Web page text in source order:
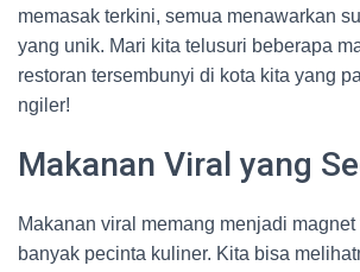
memasak terkini, semua menawarkan
yang unik. Mari kita telusuri beberapa
restoran tersembunyi di kota kita yang
ngiler!
Makanan Viral yang
Makanan viral memang menjadi
banyak pecinta kuliner. Kita bisa